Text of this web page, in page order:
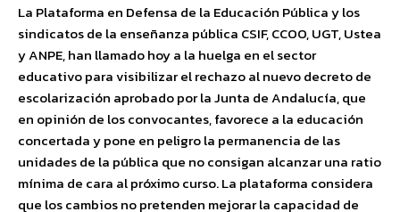
La Plataforma en Defensa de la Educación Pública y los
sindicatos de la enseñanza pública CSIF, CCOO, UGT, Ustea
y ANPE, han llamado hoy a la huelga en el sector
educativo para visibilizar el rechazo al nuevo decreto de
escolarización aprobado por la Junta de Andalucía, que
en opinión de los convocantes, favorece a la educación
concertada y pone en peligro la permanencia de las
unidades de la pública que no consigan alcanzar una ratio
mínima de cara al próximo curso. La plataforma considera
que los cambios no pretenden mejorar la capacidad de